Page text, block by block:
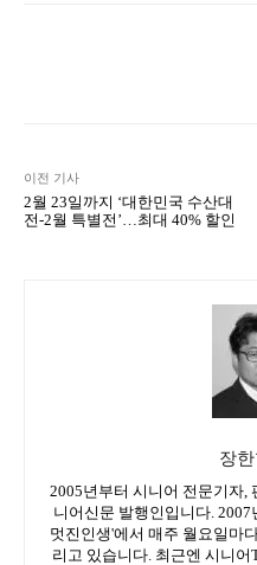
이전 기사
2월 23일까지 ‘대한민국 수산대
전-2월 특별전’…최대 40% 할인
장
2005년부터 시니어 전문기자,
니어신문 발행인입니다.
멋진인생'에서 매주 월요일마
리고 있습니다. 최근엔 시니